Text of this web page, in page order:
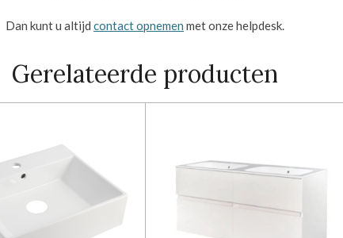
Dan kunt u altijd contact opnemen met onze helpdesk.
Gerelateerde producten